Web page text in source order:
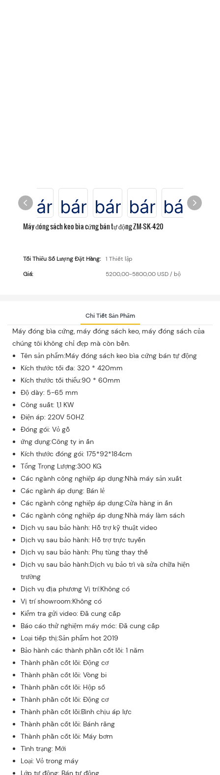
Máy đóng sách keo bìa cứng bán tự động ZM-SK-420
Tối Thiểu Số Lượng Đặt Hàng:
1 Thiết lập
Giá:
5200,00-5800,00 USD / bộ
Chi Tiết Sản Phẩm
Máy đóng bìa cứng, máy đóng sách keo, máy đóng sách của
chúng tôi không chỉ đẹp mà còn bền.
Tên sản phẩm:Máy đóng sách keo bìa cứng bán tự động
Kích thước tối đa: 320 * 420mm
Kích thước tối thiểu:90 * 60mm
Độ dày: 5-65 mm
Công suất: 1,1 KW
Điện áp: 220V 50HZ
Đóng gói: Vỏ gỗ
ứng dụng:Công ty in ấn
Kích thước đóng gói: 175*92*184cm
Tổng Trọng Lượng:300 KG
Các ngành công nghiệp áp dụng:Nhà máy sản xuất
Các ngành áp dụng: Bán lẻ
Các ngành công nghiệp áp dụng:Cửa hàng in ấn
Các ngành công nghiệp áp dụng:Nhà máy làm sách
Dịch vụ sau bảo hành: Hỗ trợ kỹ thuật video
Dịch vụ sau bảo hành: Hỗ trợ trực tuyến
Dịch vụ sau bảo hành: Phụ tùng thay thế
Dịch vụ sau bảo hành:Dịch vụ bảo trì và sửa chữa hiện
trường
Dịch vụ địa phương Vị trí:Không có
Vị trí showroom:Không có
Kiểm tra gửi video: Đã cung cấp
Báo cáo thử nghiệm máy móc: Đã cung cấp
Loại tiếp thị:Sản phẩm hot 2019
Bảo hành các thành phần cốt lõi: 1 năm
Thành phần cốt lõi: Động cơ
Thành phần cốt lõi: Vòng bi
Thành phần cốt lõi: Hộp số
Thành phần cốt lõi: Động cơ
Thành phần cốt lõi:Bình chịu áp lực
Thành phần cốt lõi: Bánh răng
Thành phần cốt lõi: Máy bơm
Tình trạng: Mới
Loại: Vỏ trong máy
Lớp tự động: Bán tự động